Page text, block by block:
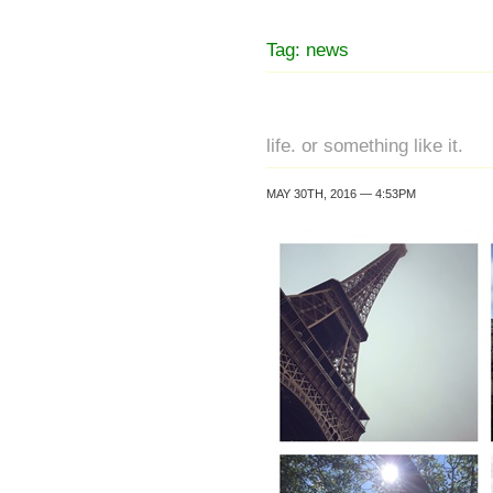
Tag: news
life. or something like it.
MAY 30TH, 2016 — 4:53PM